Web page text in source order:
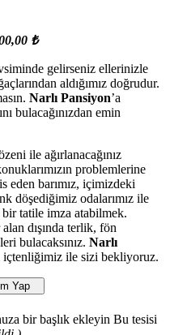
₺
gelirseniz ellerinizle
aldığımız doğrudur.
Narlı Pansiyon’a
bulacağınızdan emin
ile ağırlanacağınız
problemlerine
eden barımız, içimizdeki
döşediğimiz odalarımız ile
tatile imza atabilmek.
dışında terlik, fön
bulacaksınız. Narlı
içtenliğimiz ile sizi bekliyoruz.
Yap
bir başlık ekleyin Bu tesisi